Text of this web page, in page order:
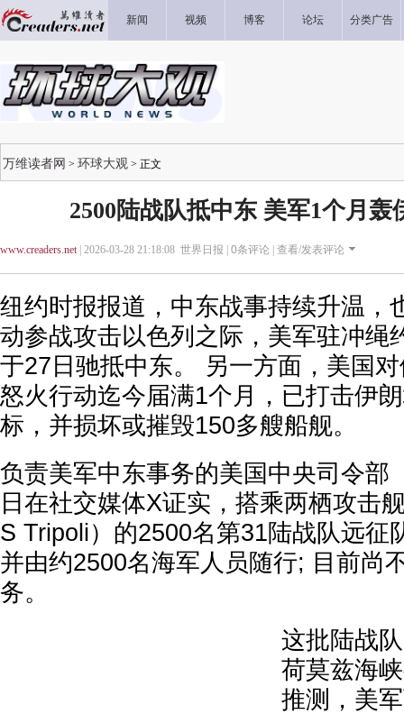
新闻 视频 博客 论坛 分类广告
万维读者网 > 环球大观 > 正文
2500陆战队抵中东 美军1个月轰
www.creaders.net| 2026-03-28 21:18:08 世界日报 | 0条评论 | 查看/发表评论
纽约时报报道，中东战事持续升温，
动参战攻击以色列之际，美军驻冲绳
于27日驰抵中东。 另一方面，美国
怒火行动迄今届满1个月，已打击伊
标，并损坏或摧毁150多艘船舰。
负责美军中东事务的美国中央司令部
日在社交媒体X证实，搭乘两栖攻击
S Tripoli）的2500名第31陆战队远征
并由约2500名海军人员随行; 目前尚
务。
这批陆战
荷莫兹海
推测，美